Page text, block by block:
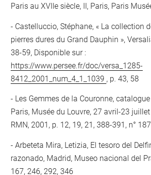
Paris au XVIIe siècle, II, Paris, Paris
Castelluccio, Stéphane, « La collection
pierres dures du Grand Dauphin »,
38-59, Disponible sur :
https://www.persee.fr/doc/versa_1285-
8412_2001_num_4_1_1039 , p. 43, 58
Les Gemmes de la Couronne,
Paris, Musée du Louvre, 27 avril-23
RMN, 2001, p. 12, 19, 21, 388-391, n° 187
Arbeteta Mira, Letizia, El tesoro del
razonado, Madrid, Museo nacional del
167, 246, 292, 346